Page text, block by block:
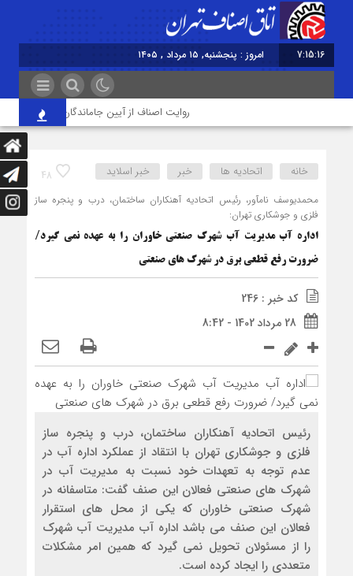
7:15:17 امروز : پنجشنبه, ۱۵ مرداد , ۱۴۰۵
روایت اصناف از آیین جاماندگان اربعین در
48 خانه اتحادیه ها خبر خبر اسلايد
محمدیوسف نام‎آور، رئیس اتحادیه آهنکاران ساختمان، درب و پنجره ساز
فلزی و جوشکاری تهران:
اداره آب مدیریت آب شهرک صنعتی خاوران را به عهده نمی گیرد/
ضرورت رفع قطعی برق در شهرک های صنعتی
کد خبر : 246
28 مرداد 1402 - 8:42
رئیس اتحادیه آهنکاران ساختمان، درب و پنجره ساز
فلزی و جوشکاری تهران با انتقاد از عملکرد اداره آب در
عدم توجه به تعهدات خود نسبت به مدیریت آب در
شهرک های صنعتی فعالان این صنف گفت: متاسفانه در
شهرک صنعتی خاوران که یکی از محل های استقرار
فعالان این صنف می باشد اداره آب مدیریت آب شهرک
را از مسئولان تحویل نمی گیرد که همین امر مشکلات
متعددی را ایجاد کرده است.